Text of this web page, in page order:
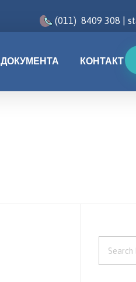
(011) 8409 308 |
ДОКУМЕНТА КОНТАКТ